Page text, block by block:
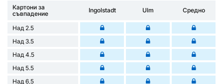
Картони за
съвпадение
Ingolstadt Ulm Средно
Над 2.5
Над 3.5
Над 4.5
Над 5.5
Над 6,5